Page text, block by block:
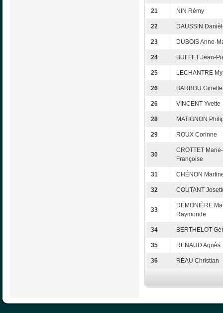
21 NIN Rémy
22 DAUSSIN
23 DUBOIS Anne-
24 BUFFET Jean-
25 LECHANTRE
26 BARBOU Ginette
26 VINCENT Yvette
28 MATIGNON
29 ROUX Corinne
30
CROTTET Marie-
Françoise
31 CHÉNON
32 COUTANT
33
DEMONIÈRE
Raymonde
34 BERTHELOT
35 RENAUD Agnès
36 RÉAU Christian